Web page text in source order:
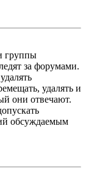
группы
за форумами.
удалять и
они отвечают.
обсуждаемым